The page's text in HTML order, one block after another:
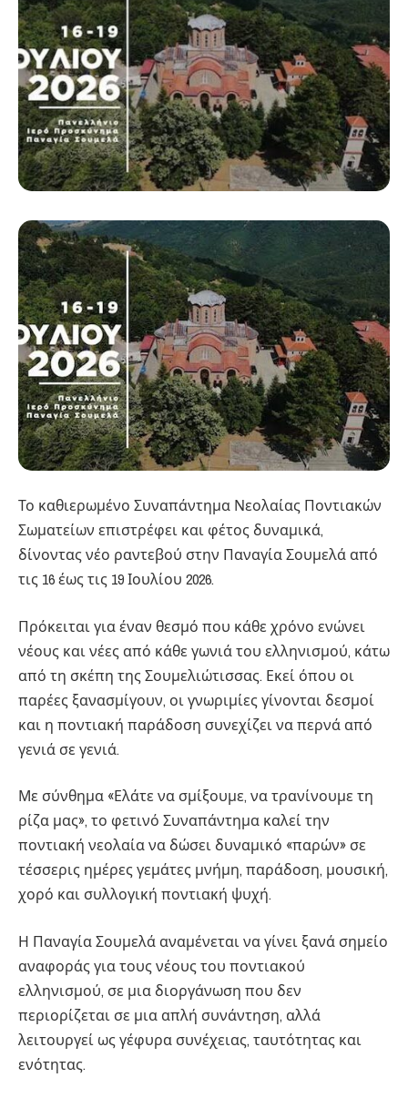
Το καθιερωμένο Συναπάντημα Νεολαίας Ποντιακών
Σωματείων επιστρέφει και φέτος δυναμικά,
δίνοντας νέο ραντεβού στην Παναγία Σουμελά από
τις 16 έως τις 19 Ιουλίου 2026.
Πρόκειται για έναν θεσμό που κάθε χρόνο ενώνει
νέους και νέες από κάθε γωνιά του ελληνισμού, κάτω
από τη σκέπη της Σουμελιώτισσας. Εκεί όπου οι
παρέες ξανασμίγουν, οι γνωριμίες γίνονται δεσμοί
και η ποντιακή παράδοση συνεχίζει να περνά από
γενιά σε γενιά.
Με σύνθημα «Ελάτε να σμίξουμε, να τρανίνουμε τη
ρίζα μας», το φετινό Συναπάντημα καλεί την
ποντιακή νεολαία να δώσει δυναμικό «παρών» σε
τέσσερις ημέρες γεμάτες μνήμη, παράδοση, μουσική,
χορό και συλλογική ποντιακή ψυχή.
Η Παναγία Σουμελά αναμένεται να γίνει ξανά σημείο
αναφοράς για τους νέους του ποντιακού
ελληνισμού, σε μια διοργάνωση που δεν
περιορίζεται σε μια απλή συνάντηση, αλλά
λειτουργεί ως γέφυρα συνέχειας, ταυτότητας και
ενότητας.